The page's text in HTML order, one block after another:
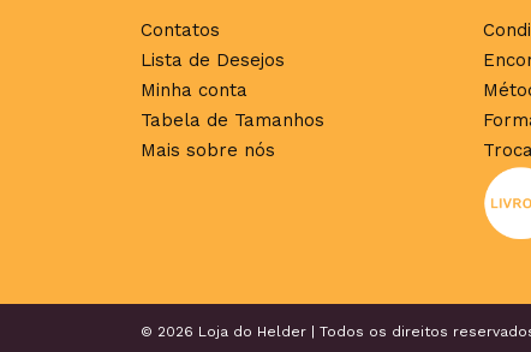
Contatos
Lista de Desejos
Minha conta
Tabela de Tamanhos
Mais sobre nós
© 2026 Loja do Helder | Todos os direitos